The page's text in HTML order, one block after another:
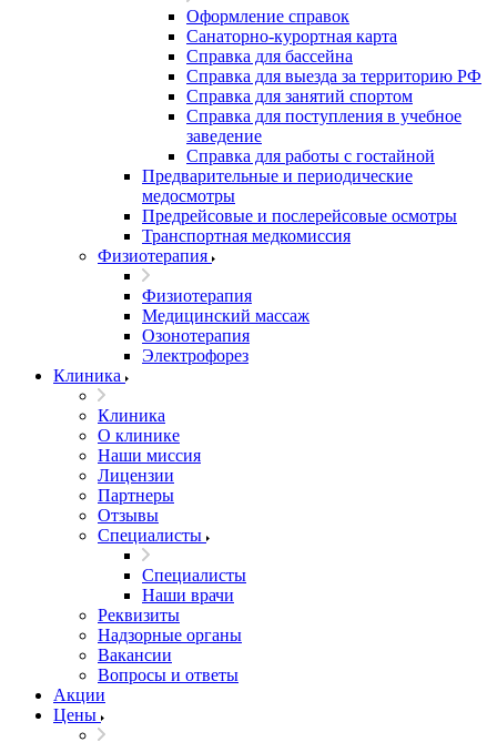
Оформление справок
Санаторно-курортная карта
Справка для бассейна
Справка для выезда за территорию РФ
Справка для занятий спортом
Справка для поступления в учебное
заведение
Справка для работы с гостайной
Предварительные и периодические
медосмотры
Предрейсовые и послерейсовые осмотры
Транспортная медкомиссия
Физиотерапия
Физиотерапия
Медицинский массаж
Озонотерапия
Электрофорез
Клиника
Клиника
О клинике
Наши миссия
Лицензии
Партнеры
Отзывы
Специалисты
Специалисты
Наши врачи
Реквизиты
Надзорные органы
Вакансии
Вопросы и ответы
Акции
Цены